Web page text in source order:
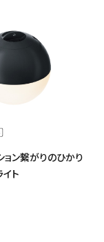
ョン繋がりのひかり
ト